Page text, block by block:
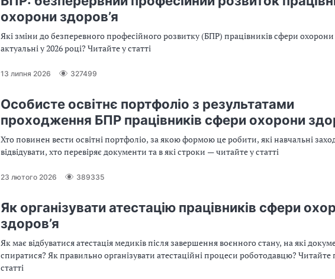
охорони здоров’я
Які зміни до безперевного професійного розвитку (БПР) працівників сфери охорони
актуальні у 2026 році? Читайте у статті
13 липня 2026 327499
Особисте освітнє портфоліо з результатами
проходження БПР працівників сфери охорони
Хто повинен вести освітні портфоліо, за якою формою це робити, які навчальні
відвідувати, хто перевіряє документи та в які строки — читайте у статті
23 лютого 2026 389335
Як організувати атестацію працівників сфери
здоров’я
Як має відбуватися атестація медиків після завершення воєнного стану, на які
спиратися? Як правильно організувати атестаційні процеси роботодавцю? Читайте
статті